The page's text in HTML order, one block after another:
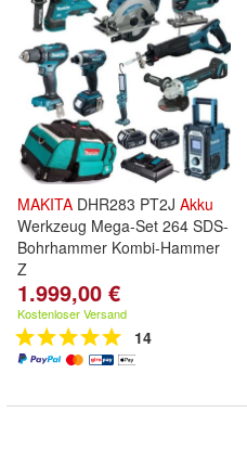
MAKITA DHR283 PT2J Akku
Werkzeug Mega-Set 264 SDS-
Bohrhammer Kombi-Hammer
Z
1.999,00 €
Kostenloser Versand
14